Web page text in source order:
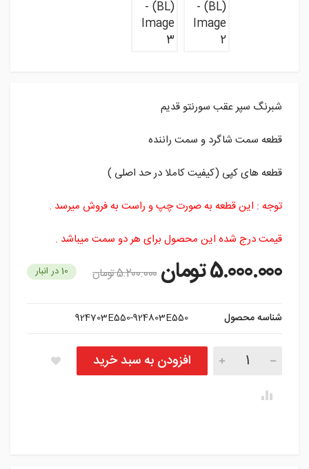
شبرنگ سپر عقب سورنتو قدیم
قطعه سمت شاگرد و سمت راننده
قطعه های کپی (کیفیت کاملا در حد اصلی )
توجه : این قطعه به صورت چپ و راست به فروش میرسد .
قیمت درج شده این محصول برای هر دو سمت میباشد .
5.000.000تومان 5.200.000تومان 10 در انبار
شناسه محصول 924703E550-924803E550
شبرنگ سپر عقب سورنتو قدیم (BL) تعدادافزودن به سبد خرید